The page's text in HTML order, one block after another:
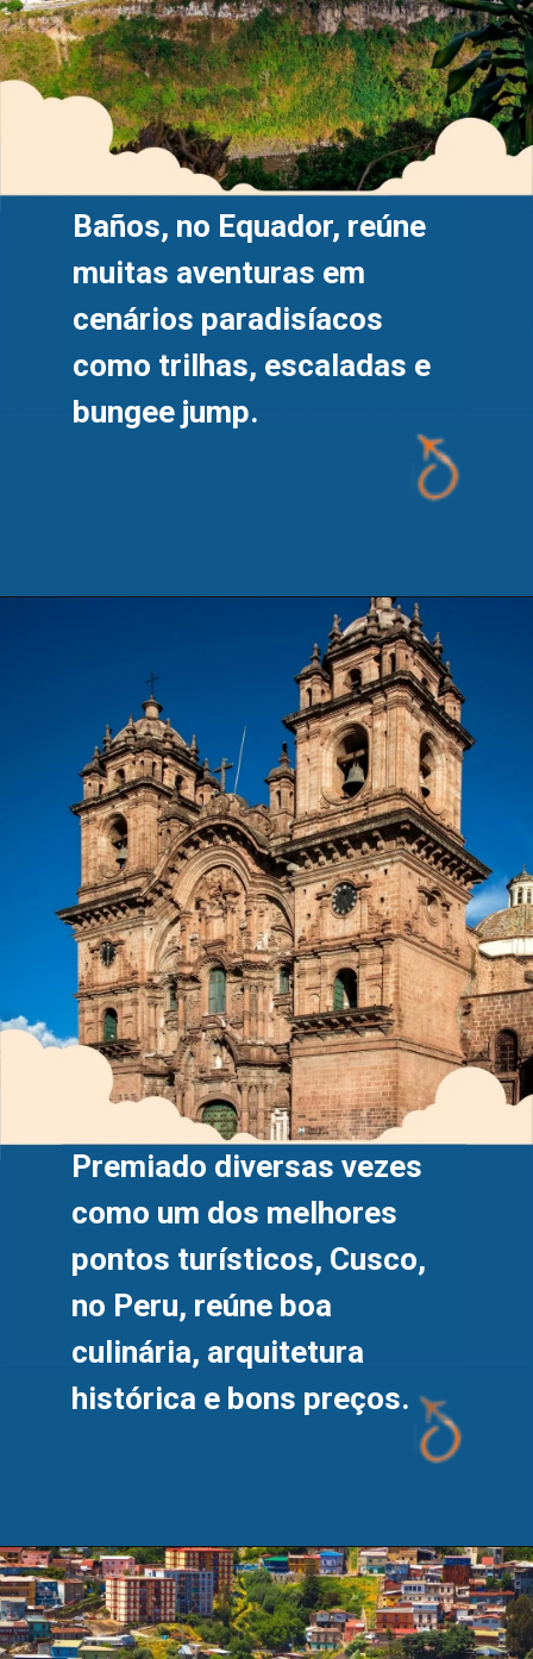
Baños, no Equador, reúne
muitas aventuras em
cenários paradisíacos
como trilhas, escaladas e
bungee jump.
Premiado diversas vezes
como um dos melhores
pontos turísticos, Cusco,
no Peru, reúne boa
culinária, arquitetura
histórica e bons preços.